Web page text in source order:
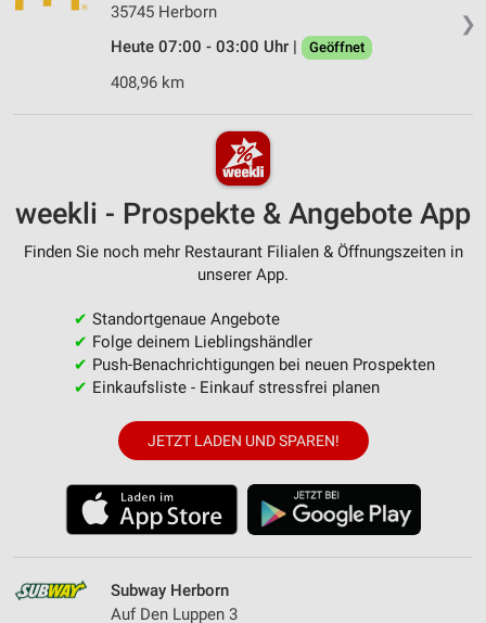
❯
35745 Herborn
Heute 07:00 - 03:00 Uhr |
Geöffnet
408,96 km
weekli - Prospekte & Angebote App
Finden Sie noch mehr Restaurant Filialen & Öffnungszeiten in
unserer App.
✔ Standortgenaue Angebote
✔ Folge deinem Lieblingshändler
✔ Push-Benachrichtigungen bei neuen Prospekten
✔ Einkaufsliste - Einkauf stressfrei planen
JETZT LADEN UND SPAREN!
Subway Herborn
Auf Den Luppen 3